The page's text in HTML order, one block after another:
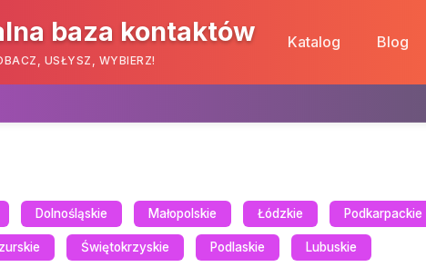
baza kontaktów
USŁYSZ, WYBIERZ!
Katalog Blog
Dolnośląskie Małopolskie Łódzkie Podkarpackie
Świętokrzyskie Podlaskie Lubuskie